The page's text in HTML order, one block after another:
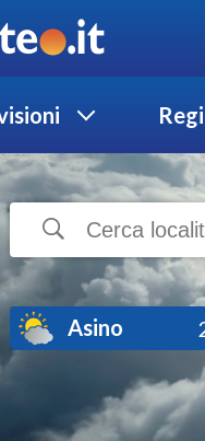
Asino